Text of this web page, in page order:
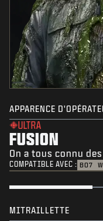
APPARENCE
ULTRA
FUSION
On a tous connu
COMPATIBLE AVEC : BO7
MITRAILLETTE